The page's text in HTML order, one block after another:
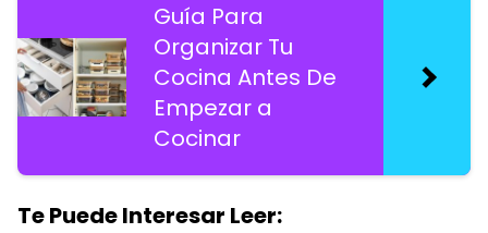
Guía Para
Organizar Tu
Cocina Antes De
Empezar a
Cocinar
Te Puede Interesar Leer: